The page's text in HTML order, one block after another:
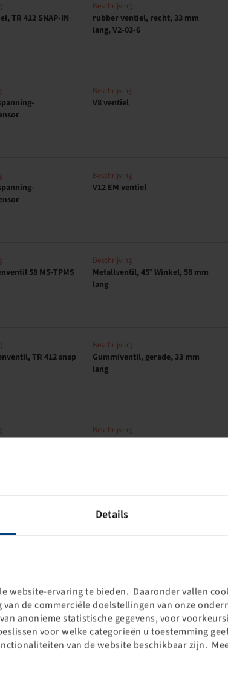
Details
website-ervaring te bieden. Daaronder vallen
de commerciële doelstellingen van onze
anonieme statistische gegevens, voor
voor welke categorieën u toestemming
van de website beschikbaar zijn.
TR 412 SNAP-IN
Beschrijving
rubber ventiel, recht, 33 mm
lang, V2-03-6
Beschrijving
V8 ventiel
Beschrijving
V12 EM ventiel
58 MS-TPMS
Beschrijving
Metallventil, 45° Winkel, 58 mm
lang
TR 412 snap
Beschrijving
Gummiventil, gerade, 33 mm
lang
Beschrijving
Beschrijving
TR 414 snap in
Beschrijving
Gummiventil, gerade, 48.5 mm
lang